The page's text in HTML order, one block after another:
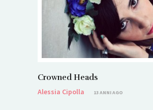
Crowned Heads
Alessia Cipolla
13 ANNI AGO